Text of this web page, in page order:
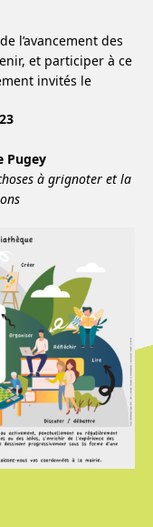
l’avancement des
et participer à ce
invités le
Pugey
à grignoter et la